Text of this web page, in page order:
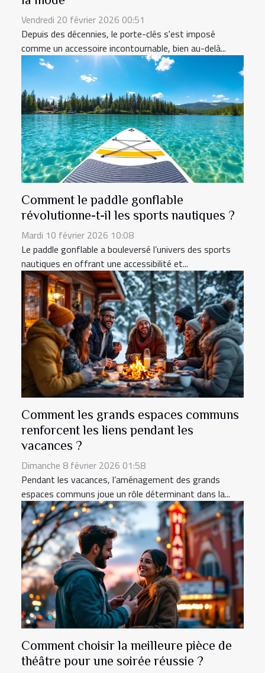
Vendredi 20 février 2026 00:51
Depuis des décennies, le porte-clés s'est imposé
comme un accessoire incontournable, bien au-delà...
Comment le paddle gonflable
révolutionne-t-il les sports nautiques ?
Mardi 10 février 2026 10:08
Le paddle gonflable a bouleversé l’univers des sports
nautiques en offrant une accessibilité et...
Comment les grands espaces communs
renforcent les liens pendant les
vacances ?
Dimanche 8 février 2026 01:58
Pendant les vacances, l’aménagement des grands
espaces communs joue un rôle déterminant dans la...
Comment choisir la meilleure pièce de
théâtre pour une soirée réussie ?